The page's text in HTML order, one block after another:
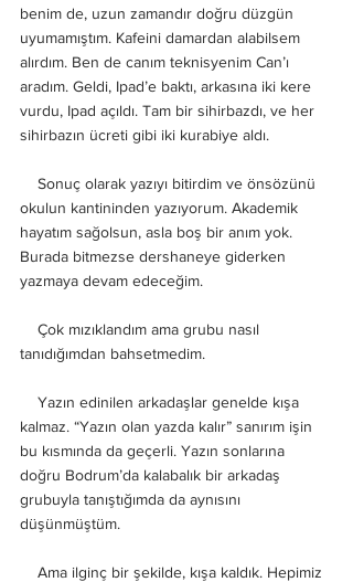
benim de, uzun zamandır doğru düzgün
uyumamıştım. Kafeini damardan alabilsem
alırdım. Ben de canım teknisyenim Can’ı
aradım. Geldi, Ipad’e baktı, arkasına iki kere
vurdu, Ipad açıldı. Tam bir sihirbazdı, ve her
sihirbazın ücreti gibi iki kurabiye aldı.
Sonuç olarak yazıyı bitirdim ve önsözünü
okulun kantininden yazıyorum. Akademik
hayatım sağolsun, asla boş bir anım yok.
Burada bitmezse dershaneye giderken
yazmaya devam edeceğim.
Çok mızıklandım ama grubu nasıl
tanıdığımdan bahsetmedim.
Yazın edinilen arkadaşlar genelde kışa
kalmaz. “Yazın olan yazda kalır” sanırım işin
bu kısmında da geçerli. Yazın sonlarına
doğru Bodrum’da kalabalık bir arkadaş
grubuyla tanıştığımda da aynısını
düşünmüştüm.
Ama ilginç bir şekilde, kışa kaldık. Hepimiz